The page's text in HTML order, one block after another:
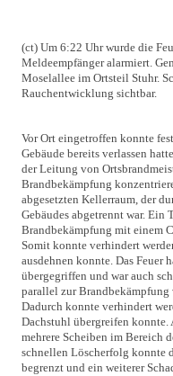
(ct) Um 6:22 Uhr wurde die
Meldeempfänger alarmiert.
Moselallee im Ortsteil Stuhr.
Rauchentwicklung sichtbar.
Vor Ort eingetroffen konnte
Gebäude bereits verlassen
der Leitung von
Brandbekämpfung
abgesetzten Kellerraum, der
Gebäudes abgetrennt war.
Brandbekämpfung mit einem
Somit konnte verhindert
ausdehnen konnte. Das Feuer
übergegriffen und war auch
parallel zur
Dadurch konnte verhindert
Dachstuhl übergreifen
mehrere Scheiben im Bereich
schnellen Löscherfolg konnte
begrenzt und ein weiterer